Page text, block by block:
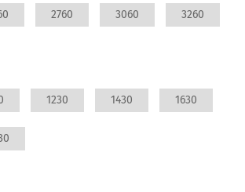
2760 3060 3260
1230 1430 1630